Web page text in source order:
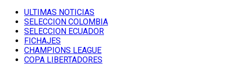
ULTIMAS NOTICIAS
SELECCION COLOMBIA
SELECCION ECUADOR
FICHAJES
CHAMPIONS LEAGUE
COPA LIBERTADORES